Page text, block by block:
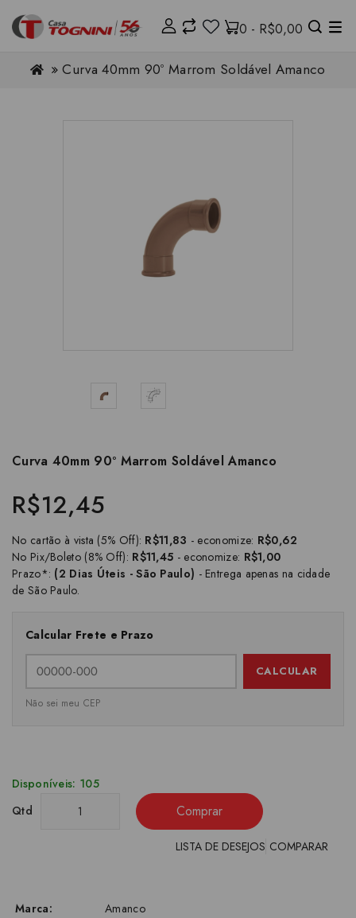
0 - R$0,00
Curva 40mm 90º Marrom Soldável Amanco
Curva 40mm 90º Marrom Soldável Amanco
R$12,45
No cartão à vista (5% Off): R$11,83 - economize: R$0,62
No Pix/Boleto (8% Off): R$11,45 - economize: R$1,00
Prazo*: (2 Dias Úteis - São Paulo) - Entrega apenas na cidade
de São Paulo.
Calcular Frete e Prazo
CALCULAR
Não sei meu CEP
Disponíveis: 105
Qtd
Comprar
LISTA DE DESEJOS COMPARAR
Marca:
Amanco